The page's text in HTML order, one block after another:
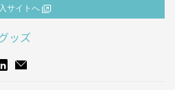
サイトへ
ッズ